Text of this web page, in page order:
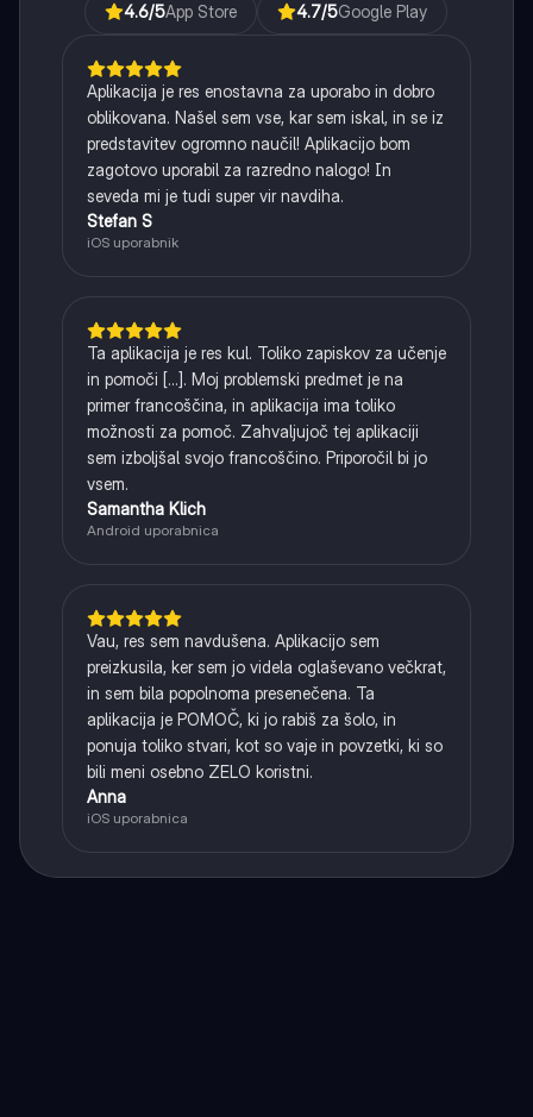
4.6/5App Store 4.7/5Google Play
Aplikacija je res enostavna za uporabo in dobro
oblikovana. Našel sem vse, kar sem iskal, in se iz
predstavitev ogromno naučil! Aplikacijo bom
zagotovo uporabil za razredno nalogo! In
seveda mi je tudi super vir navdiha.
Stefan S
iOS uporabnik
Ta aplikacija je res kul. Toliko zapiskov za učenje
in pomoči [...]. Moj problemski predmet je na
primer francoščina, in aplikacija ima toliko
možnosti za pomoč. Zahvaljujoč tej aplikaciji
sem izboljšal svojo francoščino. Priporočil bi jo
vsem.
Samantha Klich
Android uporabnica
Vau, res sem navdušena. Aplikacijo sem
preizkusila, ker sem jo videla oglaševano večkrat,
in sem bila popolnoma presenečena. Ta
aplikacija je POMOČ, ki jo rabiš za šolo, in
ponuja toliko stvari, kot so vaje in povzetki, ki so
bili meni osebno ZELO koristni.
Anna
iOS uporabnica